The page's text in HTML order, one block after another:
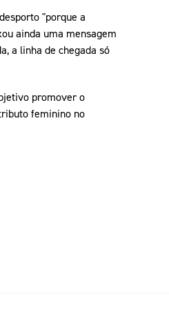
"porque a
ainda uma mensagem
a linha de chegada só
promover o
feminino no